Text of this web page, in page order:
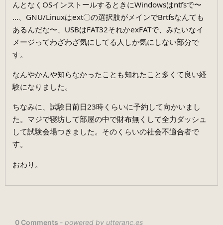
んとなくOSインストールするときにWindowsはntfsで〜
…、GNU/Linuxはext〇の選択肢がメインでBrtfsなんても
あるんだな〜、USBはFAT32それかexFATで、みたいなイ
メージってわざわざ気にしてる人しか気にしない部分で
す。
なんやかんや知らなかったことも知れたこと多くて良い経
験になりました。
ちなみに、試験日前日23時くらいに予約して向かいまし
た。マジで寝坊して部屋の中で財布無くして全力ダッシュ
して試験会場つきました。そのくらいの社会不適合者で
す。
おわり。